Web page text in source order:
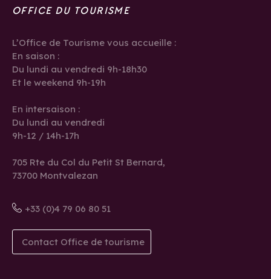
OFFICE DU TOURISME
L’Office de Tourisme vous accueille :
En saison :
Du lundi au vendredi 9h-18h30
Et le weekend 9h-19h
En intersaison :
Du lundi au vendredi
9h-12 / 14h-17h
705 Rte du Col du Petit St Bernard,
73700 Montvalezan
+33 (0)4 79 06 80 51
Contact Office de tourisme